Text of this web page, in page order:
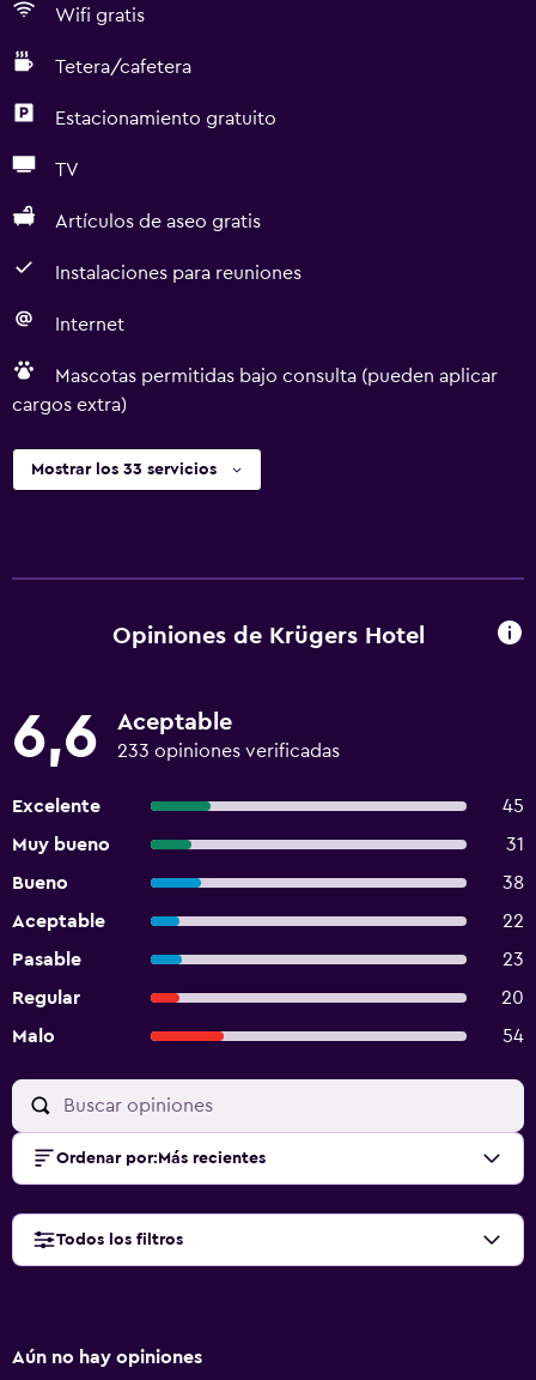
Wifi gratis
Tetera/cafetera
Estacionamiento gratuito
TV
Artículos de aseo gratis
Instalaciones para reuniones
Internet
Mascotas permitidas bajo consulta (pueden aplicar
cargos extra)
Mostrar los 33 servicios
Opiniones de Krügers Hotel
6,6 Aceptable
233 opiniones verificadas
Excelente
45
Muy bueno
31
Bueno
38
Aceptable
22
Pasable
23
Regular
20
Malo
54
Ordenar por: Más recientes
Todos los filtros
Aún no hay opiniones